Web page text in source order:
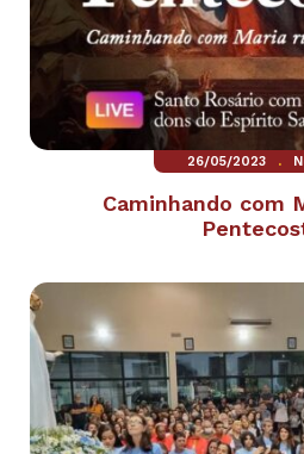
26/05/2023 .
Caminhando com